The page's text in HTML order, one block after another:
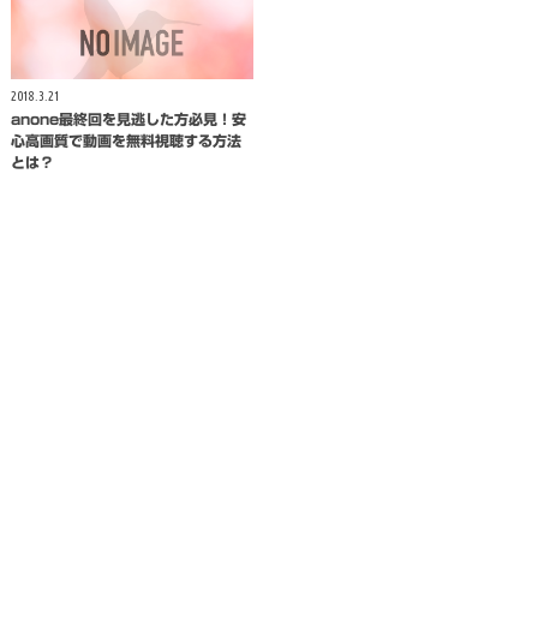
2018.3.21
anone最終回を見逃した方必見！安
心高画質で動画を無料視聴する方法
とは？